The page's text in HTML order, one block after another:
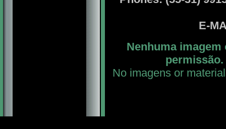
E-
Nenhuma
No imagens or